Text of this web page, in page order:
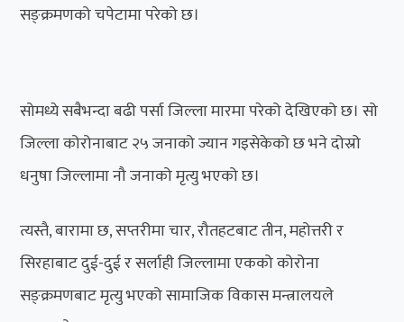
सङ्क्रमणको चपेटामा परेको छ।
सोमध्ये सबैभन्दा बढी पर्सा जिल्ला मारमा परेको देखिएको छ। सो
जिल्ला कोरोनाबाट २५ जनाको ज्यान गइसेकेको छ भने दोस्रो
धनुषा जिल्लामा नौ जनाको मृत्यु भएको छ।
त्यस्तै, बारामा छ, सप्तरीमा चार, रौतहटबाट तीन, महोत्तरी र
सिरहाबाट दुई-दुई र सर्लाही जिल्लामा एकको कोरोना
सङ्क्रमणबाट मृत्यु भएको सामाजिक विकास मन्त्रालयले